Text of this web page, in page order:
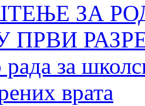
ЗА
ПРВИ
рада за
врата